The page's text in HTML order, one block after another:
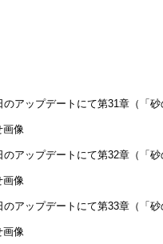
のアップデートにて第31章（「
画像
のアップデートにて第32章（「
画像
のアップデートにて第33章（「
画像